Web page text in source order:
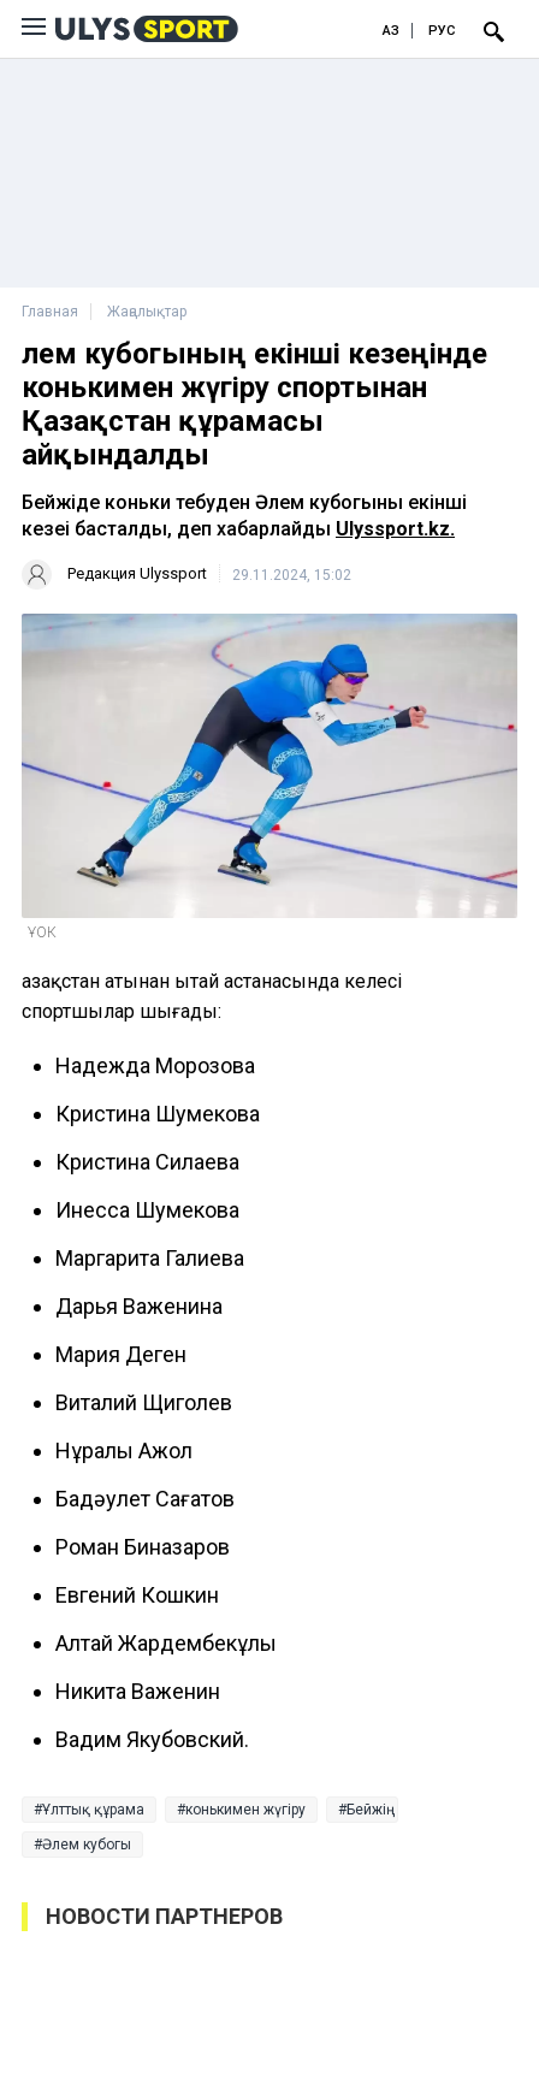
ҚАЗ РУС
Главная Жаңалықтар
Әлем кубогының екінші кезеңінде
конькимен жүгіру спортынан
Қазақстан құрамасы
айқындалды
Бейжіңде коньки тебуден Әлем кубогының екінші
кезеңі басталды, деп хабарлайды Ulyssport.kz.
Редакция Ulyssport 29.11.2024, 15:02
ҰОК
Қазақстан атынан Қытай астанасында келесі
спортшылар шығады:
Надежда Морозова
Кристина Шумекова
Кристина Силаева
Инесса Шумекова
Маргарита Галиева
Дарья Важенина
Мария Деген
Виталий Щиголев
Нұралы Ақжол
Бақдәулет Сағатов
Роман Биназаров
Евгений Кошкин
Алтай Жардембекұлы
Никита Важенин
Вадим Якубовский.
Ұлттық құрама конькимен жүгіру Бейжің
Әлем кубогы
НОВОСТИ ПАРТНЕРОВ